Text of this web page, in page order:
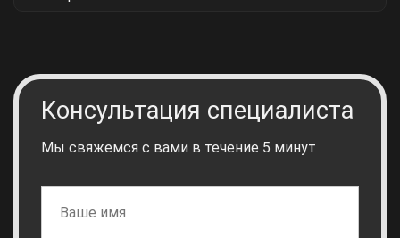
Консультация специалиста
Мы свяжемся с вами в течение 5 минут